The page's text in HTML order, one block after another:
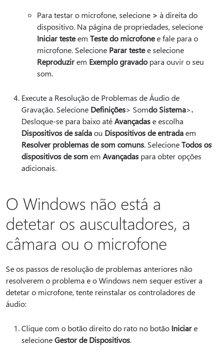
Para testar o microfone, selecione > à direita do
dispositivo. Na página de propriedades, selecione
Iniciar testeem Teste do microfonee fale para o
microfone. Selecione Parar testee selecione
Reproduzirem Exemplo gravadopara ouvir o seu
som.
Execute a Resolução de Problemas de Áudio de
Gravação. Selecione Definições> Somdo Sistema>.
Desloque-se para baixo atéAvançadase escolha
Dispositivos de saídaou Dispositivos de entradaem
Resolver problemas de som comuns. SelecioneTodos os
dispositivos de somem Avançadas para obter opções
adicionais.
O Windows não está a
detetar os auscultadores, a
câmara ou o microfone
Se os passos de resolução de problemas anteriores não
resolverem o problema e o Windows nem sequer estiver a
detetar o microfone, tente reinstalar os controladores de
áudio:
Clique com o botão direito do rato no botão Iniciare
selecioneGestor de Dispositivos.